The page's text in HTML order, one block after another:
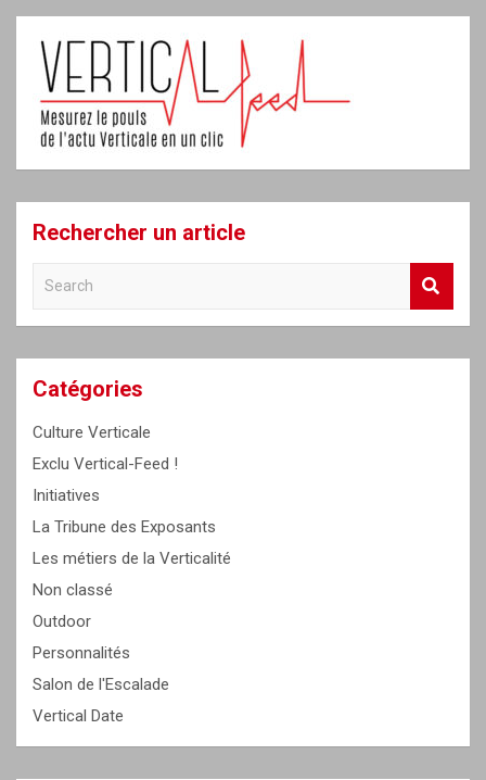
Rechercher un article
a
r
c
Catégories
Culture Verticale
Exclu Vertical-Feed !
Initiatives
La Tribune des Exposants
Les métiers de la Verticalité
Non classé
Outdoor
Personnalités
Salon de l'Escalade
Vertical Date